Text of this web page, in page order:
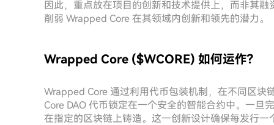
因此，重点放在项目的创新和技术提供上，而非其
削弱 Wrapped Core 在其领域内创新和领先的潜力。
Wrapped Core ($WCORE) 如何运作?
Wrapped Core 通过利用代币包装机制，在不同区
Core DAO 代币锁定在一个安全的智能合约中。一旦
在指定的区块链上铸造。这一创新设计确保每发行